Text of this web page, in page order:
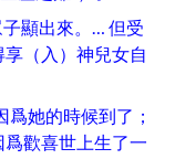
顯出來。… 但受
（入）神兒女自
她的時候到了；
歡喜世上生了一